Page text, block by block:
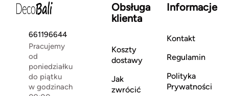
661196644
Pracujemy
od
poniedziałku
do piątku
w godzinach
Obsługa
klienta
Koszty
dostawy
Jak
zwrócić
Informacje
Kontakt
Regulamin
Polityka
Prywatności